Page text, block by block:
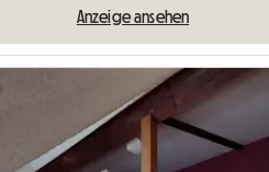
Anzeige ansehen